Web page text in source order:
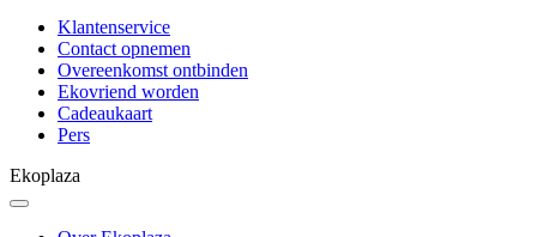
Klantenservice
Contact opnemen
Overeenkomst ontbinden
Ekovriend worden
Cadeaukaart
Pers
Ekoplaza